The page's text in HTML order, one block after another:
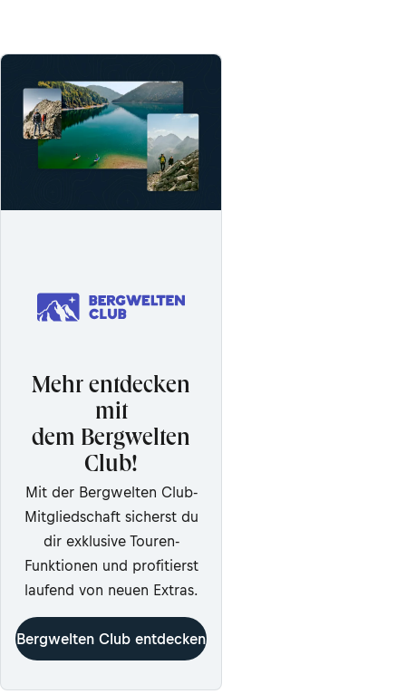
Mehr entdecken
mit
dem Bergwelten
Club!
Mit der Bergwelten Club-
Mitgliedschaft sicherst du
dir exklusive Touren-
Funktionen und profitierst
laufend von neuen Extras.
Bergwelten Club entdecken